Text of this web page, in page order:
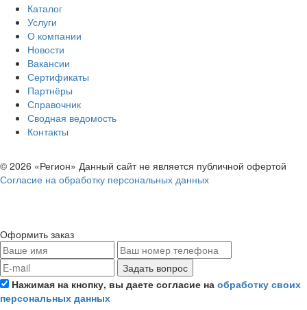
Каталог
Услуги
О компании
Новости
Вакансии
Сертификаты
Партнёры
Справочник
Сводная ведомость
Контакты
© 2026 «Регион» Данный сайт не является публичной офертой
Согласие на обработку персональных данных
Оформить заказ
Задать вопрос
Нажимая на кнопку, вы даете согласие на обработку своих
персональных данных